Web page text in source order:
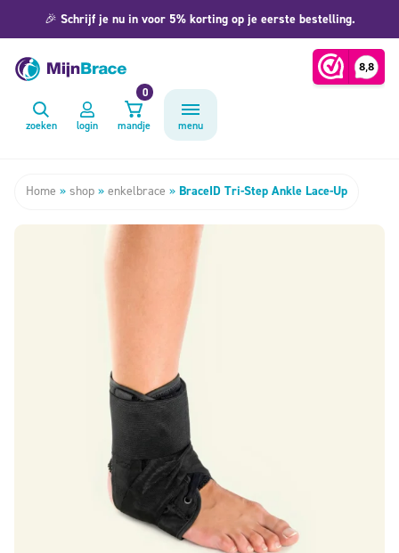
🎉 Schrijf je nu in voor 5% korting op je eerste bestelling.
zoeken login mandje
0
menu
Home » shop » enkelbrace » BraceID Tri-Step Ankle Lace-Up